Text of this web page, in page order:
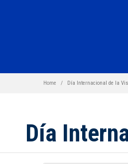
Home Día Internacional de la
Día